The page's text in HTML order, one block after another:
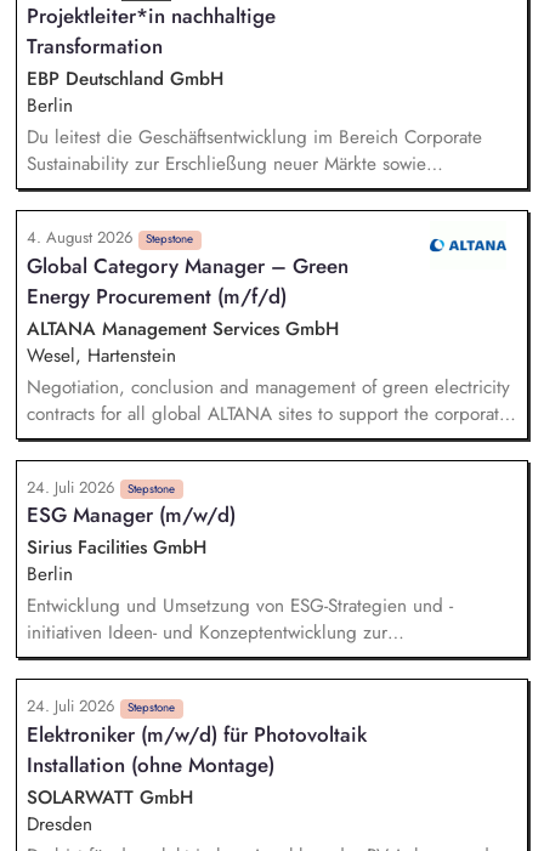
Projektleiter*in nachhaltige
Transformation
EBP Deutschland GmbH
Berlin
Du leitest die Geschäftsentwicklung im Bereich Corporate
Sustainability zur Erschließung neuer Märkte sowie
Entwicklung von Geschäftsmodellen. Dabei arbeitest du eng
mit einem bestehenden Team zusammen und entwickelst
dieses gemeinsam mit erfahrenen Projektleiter*innen weiter.
Zu Deinen Aufgaben gehören vor allem:
Strategieentwicklung: Entwurf und Umsetzung von
Wachstumsstrategie und Geschäftsmodellen, Trendanalysen:
Frühzeitige Identifikation von Branchen- und
Regulatoriktrends, Partnermanagement: Aufbau von
strategischen Partnerschaften, Kooperationen und
Netzwerken, Akquisition von Aufträgen, Neukunden und
Projekten.
4. August 2026 Stepstone
Global Category Manager – Green
Energy Procurement (m/f/d)
ALTANA Management Services GmbH
Wesel, Hartenstein
Negotiation, conclusion and management of green electricity
contracts for all global ALTANA sites to support the corporate
target of achieving 100% renewable electricity sourcing.
Monitoring regulatory developments and market requirements
related to green electricity procurement (e.g., GHG Protocol)
and integrating relevant aspects into the company's energy
procurement strategy in close collaboration with Corporate
Sustainability and EHSR. Development and implementation of
an energy data management framework to ensure
transparency regarding energy consumption, suppliers,
procurement costs and sustainability-related KPIs through
digitalized reporting structures.
24. Juli 2026 Stepstone
ESG Manager (m/w/d)
Sirius Facilities GmbH
Berlin
Entwicklung und Umsetzung von ESG-Strategien und -
initiativen Ideen- und Konzeptentwicklung zur
Dekarbonisierung der Gewerbeparks Budgetierung konkreter
Nachhaltigkeitsmaßnahmen und Bewertung des CRREM-
Pfades Machbarkeitsstudien und technische Vorprüfung für
PV-, LED- und Heizungsprojekte Unterstützung bei der
Gebäudezertifizierung nach gängigen
Nachhaltigkeitsstandards Erstellung von Reports und
Präsentationen für interne und externe Stakeholder
24. Juli 2026 Stepstone
Elektroniker (m/w/d) für Photovoltaik
Installation (ohne Montage)
SOLARWATT GmbH
Dresden